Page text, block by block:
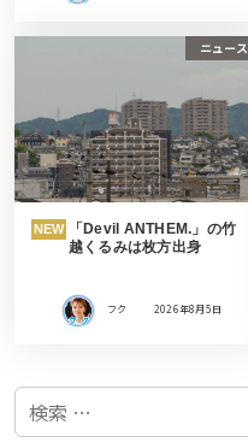
ニュース
NEW
「Devil ANTHEM.」の竹
越くるみは枚方出身
フク 2026年8月5日
検